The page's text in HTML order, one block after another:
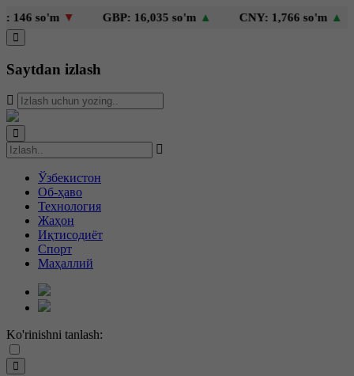
so'm▼ GBP: 16,035 so'm▲ CNY: 1,766 so'm▲
Saytdan izlash
Ўзбекистон
Об-ҳаво
Технология
Жаҳон
Иқтисодиёт
Спорт
Маҳаллий
Ko'rinishni tanlash: